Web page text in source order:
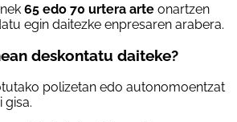
65 edo 70 urtera arte onartzen
egin daitezke enpresaren arabera.
deskontatu daiteke?
polizetan edo autonomoentzat
gisa.